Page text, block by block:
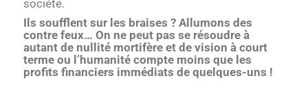
société.
Ils soufflent sur les braises ? Allumons des
contre feux… On ne peut pas se résoudre à
autant de nullité mortifère et de vision à court
terme ou l’humanité compte moins que les
profits financiers immédiats de quelques-uns !